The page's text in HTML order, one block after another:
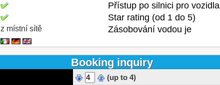
Přístup po silnici pro vozidla
Star rating (od 1 do 5)
z místní sítě Zásobování vodou je
Booking inquiry
(up to 4)